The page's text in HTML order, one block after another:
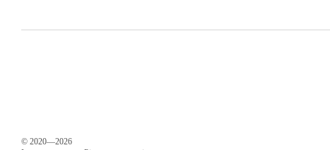
© 2020—2026